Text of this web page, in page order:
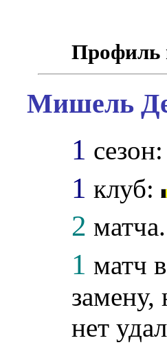
Профиль
Мишель Де
1
1 клуб:
2 матча.
1 матч
замену,
нет